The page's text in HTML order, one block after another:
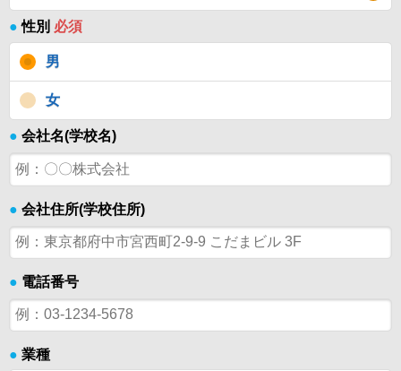
● 性別 必須
男
女
● 会社名(学校名)
● 会社住所(学校住所)
● 電話番号
● 業種